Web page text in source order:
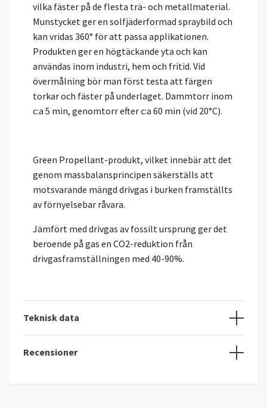
vilka fäster på de flesta trä- och metallmaterial.
Munstycket ger en solfjäderformad spraybild och
kan vridas 360° för att passa applikationen.
Produkten ger en högtäckande yta och kan
användas inom industri, hem och fritid. Vid
övermålning bör man först testa att färgen
torkar och fäster på underlaget. Dammtorr inom
c:a 5 min, genomtorr efter c:a 60 min (vid 20°C).
Green Propellant-produkt, vilket innebär att det
genom massbalansprincipen säkerställs att
motsvarande mängd drivgas i burken framställts
av förnyelsebar råvara.
Jämfört med drivgas avfossilt ursprung ger det
beroende på gas en CO2-reduktion från
drivgasframställningen med 40-90%.
Teknisk data
Recensioner